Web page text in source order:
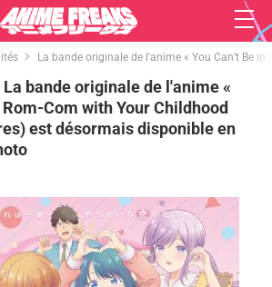
La bande originale de l'anime « You Can’t Be
bande originale de l'anime «
Rom-Com with Your Childhood
est désormais disponible en